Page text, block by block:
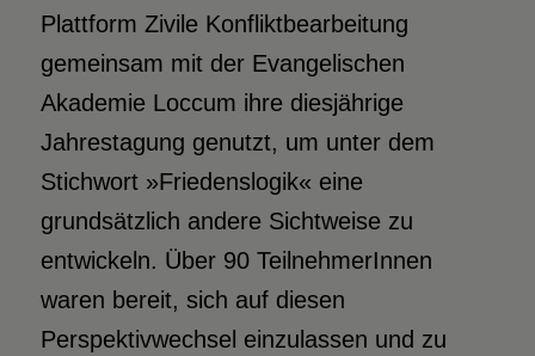
Plattform Zivile Konfliktbearbeitung
gemeinsam mit der Evangelischen
Akademie Loccum ihre diesjährige
Jahrestagung genutzt, um unter dem
Stichwort »Friedenslogik« eine
grundsätzlich andere Sichtweise zu
entwickeln. Über 90 TeilnehmerInnen
waren bereit, sich auf diesen
Perspektivwechsel einzulassen und zu